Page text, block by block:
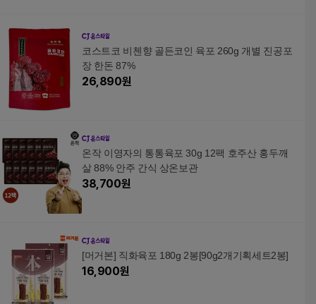
코스트코 비첸향 골든코인 육포 260g 개별 진공포
장 한돈 87%
26,890원
온작 이영자의 통통육포 30g 12팩 호주산 홍두깨
살 88% 안주 간식 상온보관
38,700원
[머거본] 직화육포 180g 2봉[90g2개기획세트2봉]
16,900원